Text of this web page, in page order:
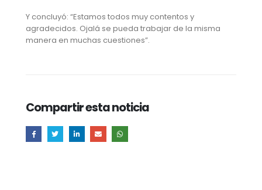
Y concluyó: “Estamos todos muy contentos y
agradecidos. Ojalá se pueda trabajar de la misma
manera en muchas cuestiones”.
Compartir esta noticia